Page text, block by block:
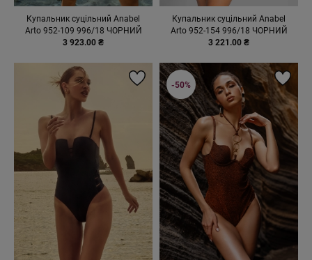
Купальник суцільний Anabel
Arto 952-109 996/18 ЧОРНИЙ
3 923.00 ₴
Купальник суцільний Anabel
Arto 952-154 996/18 ЧОРНИЙ
3 221.00 ₴
-50%